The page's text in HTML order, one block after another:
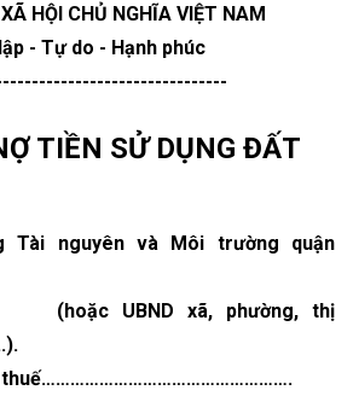
HỘI CHỦ NGHĨA VIỆT NAM
- Tự do - Hạnh phúc
TIỀN SỬ DỤNG ĐẤT
Tài nguyên và Môi trường quận
xã, phường, thị
thuế…………………………………………….